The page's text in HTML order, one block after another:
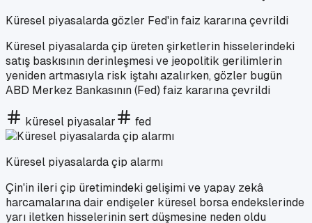
Küresel piyasalarda gözler Fed'in faiz kararına çevrildi
Küresel piyasalarda çip üreten şirketlerin hisselerindeki
satış baskısının derinleşmesi ve jeopolitik gerilimlerin
yeniden artmasıyla risk iştahı azalırken, gözler bugün
ABD Merkez Bankasının (Fed) faiz kararına çevrildi
küresel piyasalar fed
Küresel piyasalarda çip alarmı
Çin'in ileri çip üretimindeki gelişimi ve yapay zekâ
harcamalarına dair endişeler küresel borsa endekslerinde
yarı iletken hisselerinin sert düşmesine neden oldu